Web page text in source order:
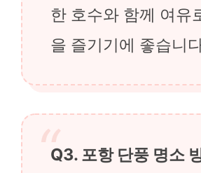
한 호수와 함께 여유
을 즐기기에 좋습니
Q3. 포항 단풍 명소